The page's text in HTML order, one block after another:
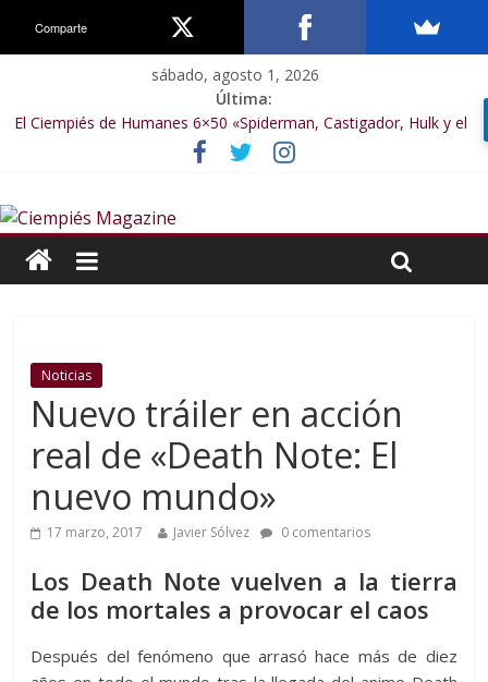
sábado, agosto 1, 2026
Última:
El Ciempiés de Humanes 6×50 «Spiderman, Castigador, Hulk y el
final de la sexta temporada»
El Ciempiés de Humanes 6×49 «Kiritaaaaa»
El Ciempiés de Humanes 6×47 «De nada por nada»
El Ciempiés de Humanes 6×46 «Ciudadano Minion»
Noticias
Nuevo tráiler en acción
real de «Death Note: El
nuevo mundo»
17 marzo, 2017 Javier Sólvez 0 comentarios
Los Death Note vuelven a la tierra
de los mortales a provocar el caos
Después del fenómeno que arrasó hace más de diez
Comparte